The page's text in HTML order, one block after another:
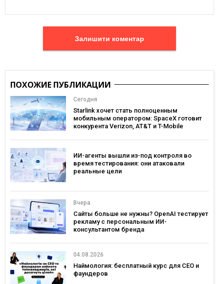
Залишити коментар
ПОХОЖИЕ ПУБЛИКАЦИИ
Сегодня
Starlink хочет стать полноценным
мобильным оператором: SpaceX готовит
конкурента Verizon, AT&T и T-Mobile
ИИ-агенты вышли из-под контроля во
время тестирования: они атаковали
реальные цели
Вчера
Сайты больше не нужны? OpenAI тестирует
рекламу с персональным ИИ-
консультантом бренда
04.08.2026
Наймология: бесплатный курс для CEO и
фаундеров